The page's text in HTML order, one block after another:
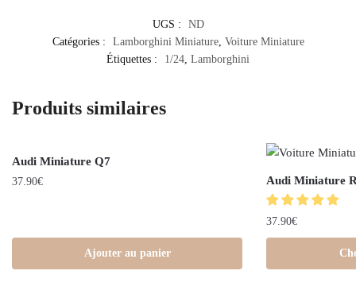
UGS :
ND
Catégories :
Lamborghini Miniature, Voiture Miniature
Étiquettes :
1/24 Lamborghini
Produits similaires
Audi Miniature Q7
37.90€
Ajouter au panier
Audi Miniature
37.90€